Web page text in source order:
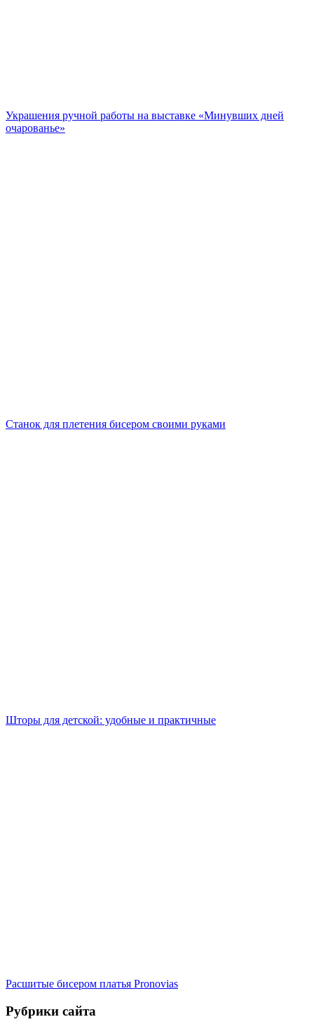
Украшения ручной работы на выставке «Минувших дней
очарованье»
Станок для плетения бисером своими руками
Шторы для детской: удобные и практичные
Расшитые бисером платья Pronovias
Рубрики сайта